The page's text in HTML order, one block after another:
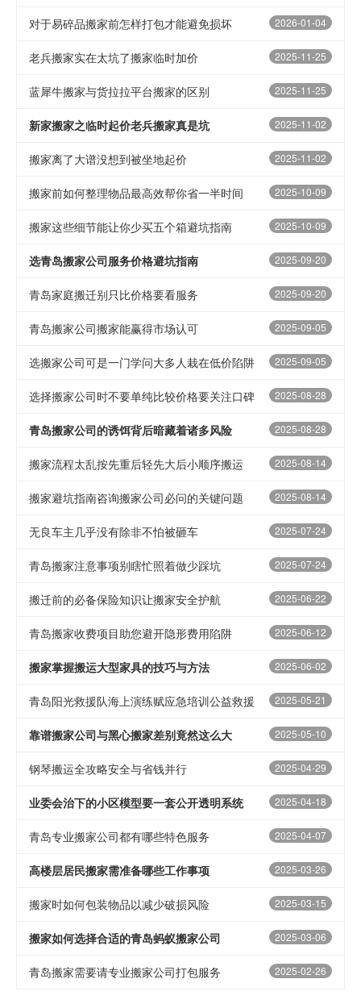
2026-01-04
对于易碎品搬家前怎样打包才能避免损坏
2025-11-25
老兵搬家实在太坑了搬家临时加价
2025-11-25
蓝犀牛搬家与货拉拉平台搬家的区别
2025-11-02
新家搬家之临时起价老兵搬家真是坑
2025-11-02
搬家离了大谱没想到被坐地起价
2025-10-09
搬家前如何整理物品最高效帮你省一半时间
2025-10-09
搬家这些细节能让你少买五个箱避坑指南
2025-09-20
选青岛搬家公司服务价格避坑指南
2025-09-20
青岛家庭搬迁别只比价格要看服务
2025-09-05
青岛搬家公司搬家能赢得市场认可
2025-09-05
选搬家公司可是一门学问大多人栽在低价陷阱
2025-08-28
选择搬家公司时不要单纯比较价格要关注口碑
2025-08-28
青岛搬家公司的诱饵背后暗藏着诸多风险
2025-08-14
搬家流程太乱按先重后轻先大后小顺序搬运
2025-08-14
搬家避坑指南咨询搬家公司必问的关键问题
2025-07-24
无良车主几乎没有除非不怕被砸车
2025-07-24
青岛搬家注意事项别瞎忙照着做少踩坑
2025-06-22
搬迁前的必备保险知识让搬家安全护航
2025-06-12
青岛搬家收费项目助您避开隐形费用陷阱
2025-06-02
搬家掌握搬运大型家具的技巧与方法
2025-05-21
青岛阳光救援队海上演练赋应急培训公益救援
2025-05-10
靠谱搬家公司与黑心搬家差别竟然这么大
2025-04-29
钢琴搬运全攻略安全与省钱并行
2025-04-18
业委会治下的小区模型要一套公开透明系统
2025-04-07
青岛专业搬家公司都有哪些特色服务
2025-03-26
高楼层居民搬家需准备哪些工作事项
2025-03-15
搬家时如何包装物品以减少破损风险
2025-03-06
搬家如何选择合适的青岛蚂蚁搬家公司
2025-02-26
青岛搬家需要请专业搬家公司打包服务